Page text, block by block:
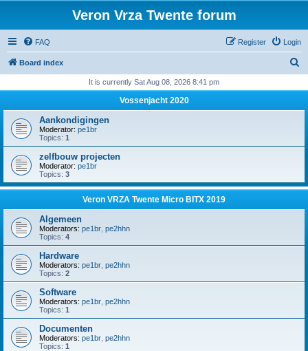
Veron Vrza Twente forum
FAQ Login
Register
Board index
r
h
It is currently Sat Aug 08, 2026 8:41 pm
Vossenjacht 2020
Aankondigingen
Moderator: pe1br
Topics: 1
zelfbouw projecten
Moderator: pe1br
Topics: 3
Veron VRZA Twente Micro BITX 2019
Algemeen
Moderators: pe1br pe2hhn
Topics: 4
Hardware
Moderators: pe1br pe2hhn
Topics: 2
Software
Moderators: pe1br pe2hhn
Topics: 1
Documenten
Moderators: pe1br pe2hhn
Topics: 1